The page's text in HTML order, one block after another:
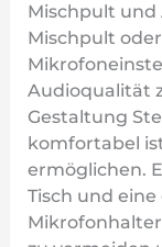
Mischpult und
Mischpult
Audioqualität
Gestaltung
komfortabel
ermöglichen.
Tisch und